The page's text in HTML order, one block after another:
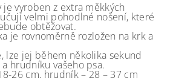
vyroben z extra měkkých
velmi pohodlné nošení, které
obtěžovat.
je rovnoměrně rozložen na krk a
lze jej během několika sekund
hrudníku vašeho psa.
26 cm, hrudník – 28 – 37 cm